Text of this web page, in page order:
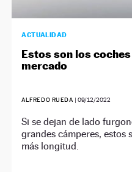
ACTUALIDAD
Estos son los
mercado
ALFREDO RUEDA | 09/12/2022
Si se dejan de lado
grandes cámperes, estos
más longitud.